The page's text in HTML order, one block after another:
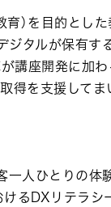
）を目的とし
ジタルが保有
講座開発に加
得を支援してま
一人ひとりの
けるDXリテラ